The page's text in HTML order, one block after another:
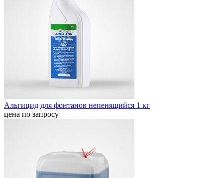
Альгицид для фонтанов непенящийся 1 кг
цена по запросу